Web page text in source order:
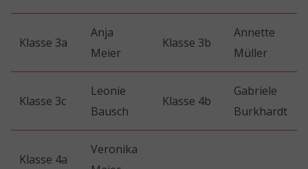
Klasse 3a
Anja
Meier
Klasse 3b
Annette
Müller
Klasse 3c
Leonie
Bausch
Klasse 4b
Gabriele
Burkhardt
Klasse 4a
Veronika